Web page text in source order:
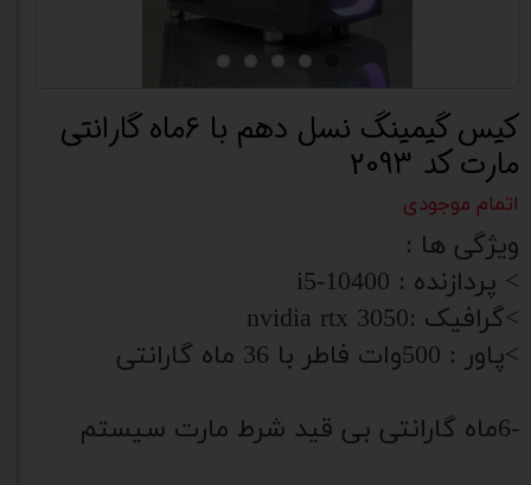
کیس گیمینگ نسل دهم با 6ماه گارانتی
مارت کد 2093
اتمام موجودی
ویژگی ها :
> پردازنده : i5-10400
>گرافیک :nvidia rtx 3050
>پاور : 500وات فاطر با 36 ماه گارانتی
-6ماه گارانتی بی قید شرط مارت سیستم